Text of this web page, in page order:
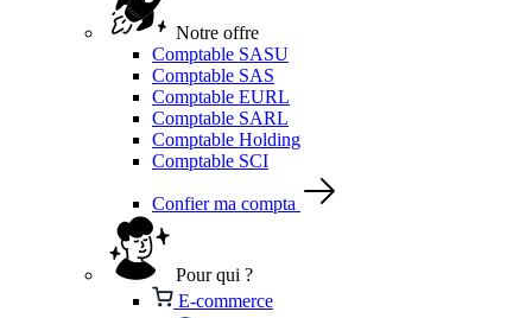
Notre offre
Comptable SASU
Comptable SAS
Comptable EURL
Comptable SARL
Comptable Holding
Comptable SCI
Confier ma compta
Pour qui ?
E-commerce